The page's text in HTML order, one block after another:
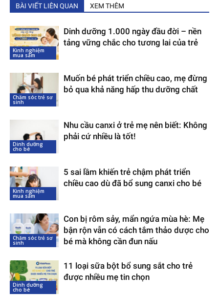
BÀI VIẾT LIÊN QUAN XEM THÊM
Kinh nghiệm
mua sắm
Dinh dưỡng 1.000 ngày đầu đời – nền
tảng vững chắc cho tương lai của trẻ
Chăm sóc trẻ sơ
sinh
Muốn bé phát triển chiều cao, mẹ đừng
bỏ qua khả năng hấp thu dưỡng chất
Dinh dưỡng
cho bé
Nhu cầu canxi ở trẻ mẹ nên biết: Không
phải cứ nhiều là tốt!
Kinh nghiệm
mua sắm
5 sai lầm khiến trẻ chậm phát triển
chiều cao dù đã bổ sung canxi cho bé
Chăm sóc trẻ sơ
sinh
Con bị rôm sảy, mẩn ngứa mùa hè: Mẹ
bận rộn vẫn có cách tắm thảo dược cho
bé mà không cần đun nấu
Dinh dưỡng
cho bé
11 loại sữa bột bổ sung sắt cho trẻ
được nhiều mẹ tin chọn